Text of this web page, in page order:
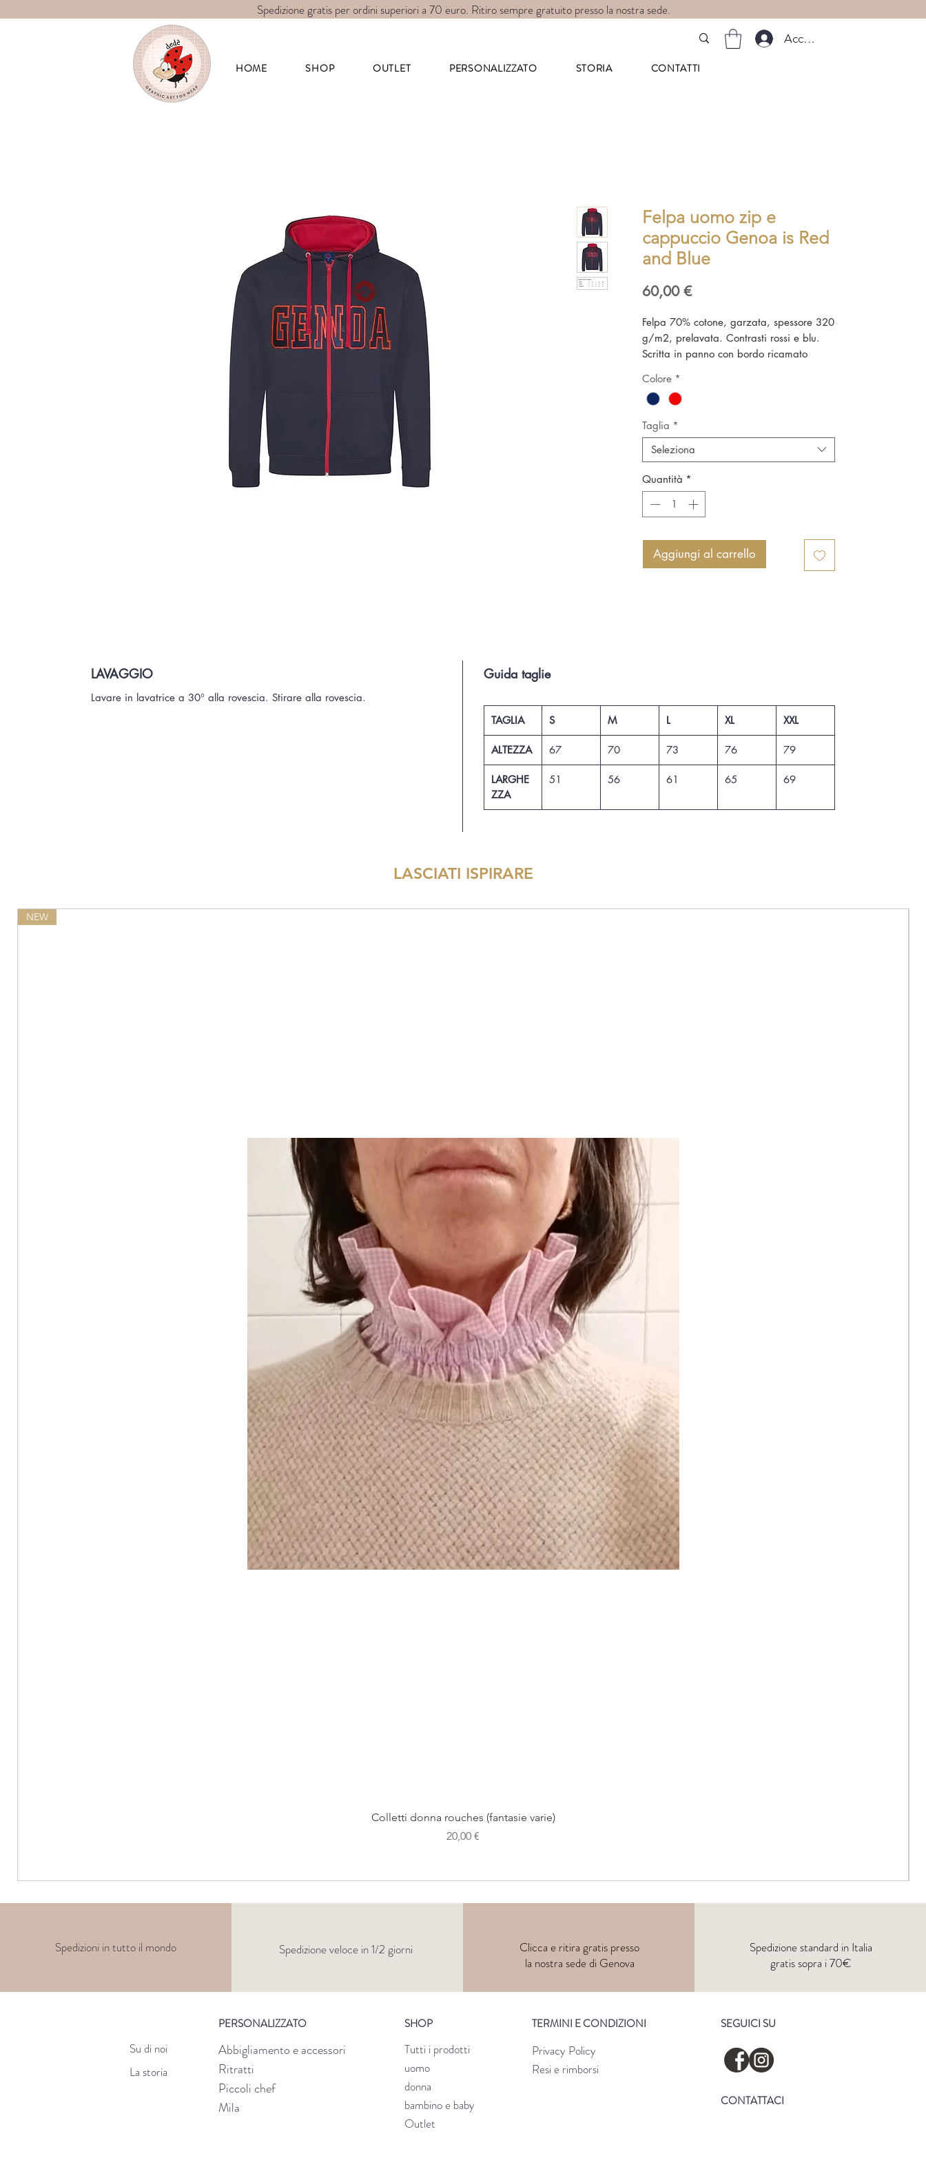
Spedizione gratis per ordini superiori a 70 euro. Ritiro sempre gratuito presso la nostra sede.
HOME SHOP OUTLET PERSONALIZZATO STORIA CONTATTI
Accedi
Felpa uomo zip e
cappuccio Genoa is Red
and Blue
60,00 €Prezzo
Felpa 70% cotone, garzata, spessore 320
g/m2, prelavata. Contrasti rossi e blu.
Scritta in panno con bordo ricamato
realizzato in floccato.
Colore *
Taglia *
Seleziona
Quantità *
Aggiungi al carrello
LAVAGGIO
Lavare in lavatrice a 30° alla rovescia. Stirare alla rovescia.
Guida taglie
TAGLIA S M L XL XXL
ALTEZZA 67 70 73 76 79
LARGHE
ZZA
51 56 61 65 69
LASCIATI ISPIRARE
NEW
Colletti donna rouches (fantasie varie)
Prezzo
20,00 €
Spedizioni in tutto il mondo Spedizione veloce in 1/2 giorni Clicca e ritira gratis presso
la nostra sede di Genova
Spedizione standard in Italia
gratis sopra i 70€
PERSONALIZZATO
Su di noi
La storia
Abbigliamento e accessori
Ritratti
Piccoli chef
Mila
SHOP
Tutti i prodotti
uomo
donna
bambino e baby
Outlet
TERMINI E CONDIZIONI
Privacy Policy
Resi e rimborsi
SEGUICI SU
CONTATTACI